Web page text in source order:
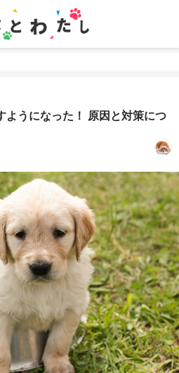
ようになった！ 原因と対策につ